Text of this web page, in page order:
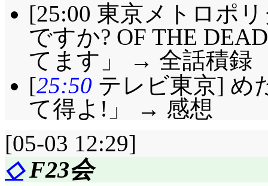
[25:00 東京メトロポ
ですか? OF THE
てます」 → 全話積録
[25:50 テレビ東京] め
て得よ!」 → 感想
[05-03 12:29]
◇F23会